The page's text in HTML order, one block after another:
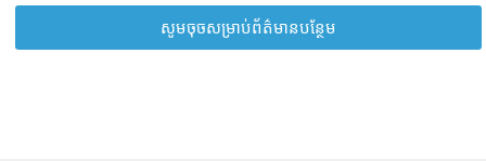
សូមចុចសម្រាប់ព័ត៌មានបន្ថែម